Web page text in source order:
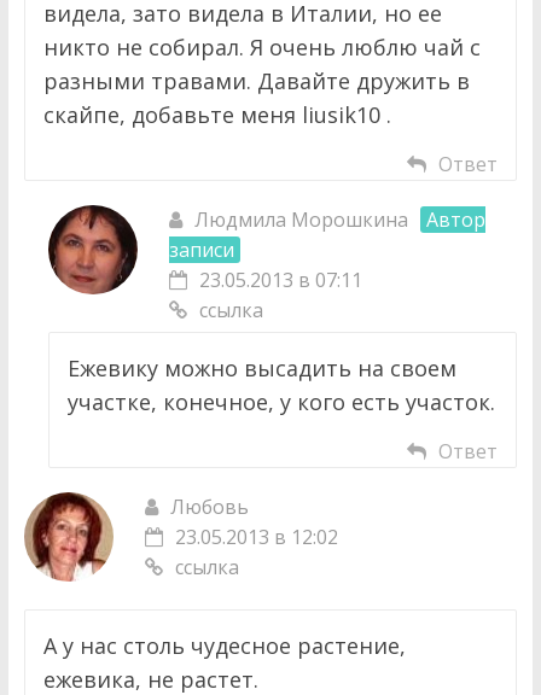
видела, зато видела в Италии, но ее
никто не собирал. Я очень люблю чай с
разными травами. Давайте дружить в
скайпе, добавьте меня liusik10 .
Ответ
Людмила Морошкина
Автор
записи
23.05.2013 в 07:11
ссылка
Ежевику можно высадить на своем
участке, конечное, у кого есть участок.
Ответ
Любовь
23.05.2013 в 12:02
ссылка
А у нас столь чудесное растение,
ежевика, не растет.